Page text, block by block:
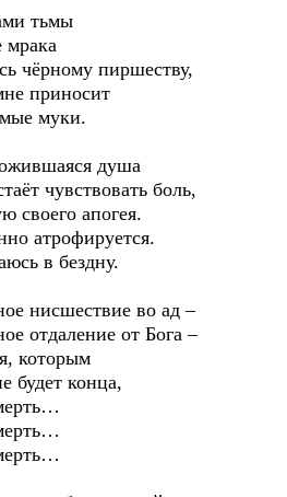
тьмы
пиршеству,
муки.
душа
боль,
апогея.
в бездну.
во ад –
от Бога –
конца,